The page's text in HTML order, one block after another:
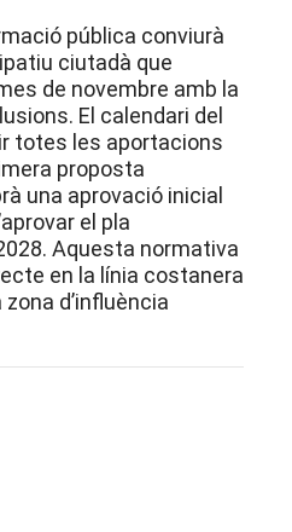
pública conviurà
ciutadà que
de novembre amb la
. El calendari del
totes les aportacions
proposta
una aprovació inicial
el pla
. Aquesta normativa
en la línia costanera
d’influència